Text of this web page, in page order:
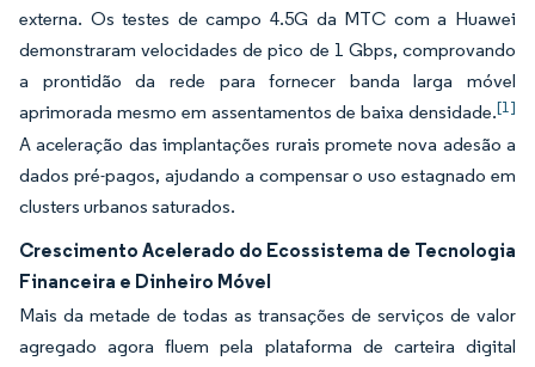
externa. Os testes de campo 4.5G da MTC com a Huawei
demonstraram velocidades de pico de 1 Gbps, comprovando
a prontidão da rede para fornecer banda larga móvel
aprimorada mesmo em assentamentos de baixa densidade.[1]
A aceleração das implantações rurais promete nova adesão a
dados pré-pagos, ajudando a compensar o uso estagnado em
clusters urbanos saturados.
Crescimento Acelerado do Ecossistema de Tecnologia
Financeira e Dinheiro Móvel
Mais da metade de todas as transações de serviços de valor
agregado agora fluem pela plataforma de carteira digital